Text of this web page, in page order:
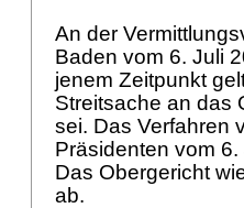
An der
Baden vom 6. Juli
jenem Zeitpunkt
Streitsache an das
sei. Das Verfahren
Präsidenten vom
Das Obergericht
ab.